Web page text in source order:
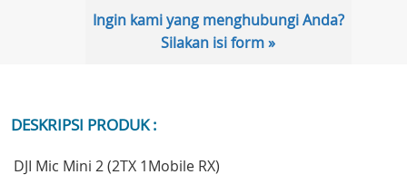
Ingin kami yang menghubungi Anda?
Silakan isi form »
DESKRIPSI PRODUK :
DJI Mic Mini 2 (2TX 1Mobile RX)